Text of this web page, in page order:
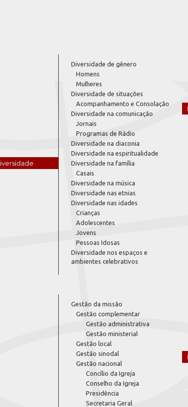
Diversidade de gênero
Homens
Mulheres
Diversidade de situações
Acompanhamento e Consolação
Diversidade na comunicação
Jornais
Programas de Rádio
Diversidade na diaconia
Diversidade na espiritualidade
Diversidade na família
Casais
Diversidade na música
Diversidade nas etnias
Diversidade nas idades
Crianças
Adolescentes
Jovens
Pessoas Idosas
Diversidade nos espaços e
ambientes celebrativos
Gestão da missão
Gestão complementar
Gestão administrativa
Gestão ministerial
Gestão local
Gestão sinodal
Gestão nacional
Concílio da Igreja
Conselho da Igreja
Presidência
Secretaria Geral